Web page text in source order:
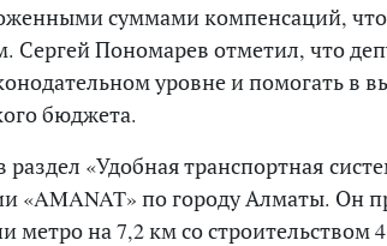
суммами компенсаций,
Сергей Пономарев отметил, что
уровне и помогать в
бюджета.
«Удобная транспортная
«AMANAT» по городу Алматы. Он
метро на 7,2 км со строительством